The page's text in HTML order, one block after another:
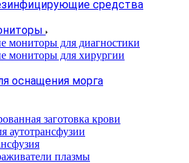
средства
мониторы для диагностики
мониторы для хирургии
оснащения морга
заготовка крови
аутотрансфузии
плазмы